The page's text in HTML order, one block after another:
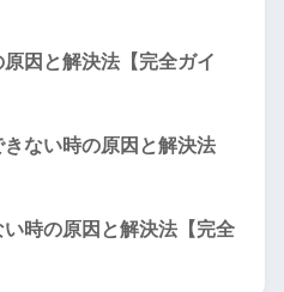
因と解決法【完全ガイ
ない時の原因と解決法
時の原因と解決法【完全